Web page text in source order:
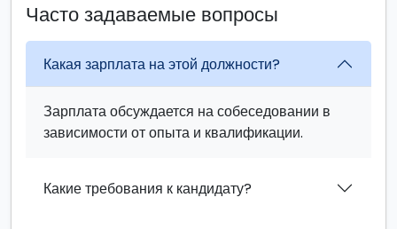
Часто задаваемые вопросы
Какая зарплата на этой должности?
Зарплата обсуждается на собеседовании в
зависимости от опыта и квалификации.
Какие требования к кандидату?